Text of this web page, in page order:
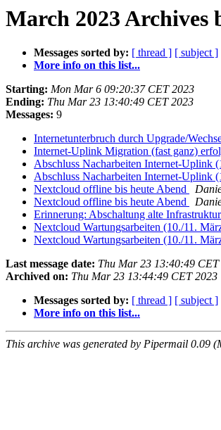
March 2023 Archives
Messages sorted by: [ thread ] [ subject ]
More info on this list...
Starting: Mon Mar 6 09:20:37 CET 2023
Ending: Thu Mar 23 13:40:49 CET 2023
Messages: 9
Internetunterbruch durch Upgrade/
Internet-Uplink Migration (fast ganz)
Abschluss Nacharbeiten Internet-Uplink
Abschluss Nacharbeiten Internet-Uplink
Nextcloud offline bis heute Abend
Nextcloud offline bis heute Abend
Erinnerung: Abschaltung alte
Nextcloud Wartungsarbeiten (10./11.
Nextcloud Wartungsarbeiten (10./11.
Last message date: Thu Mar 23 13:40:49 CET
Archived on: Thu Mar 23 13:44:49 CET 2023
Messages sorted by: [ thread ] [ subject ]
More info on this list...
This archive was generated by Pipermail 0.09